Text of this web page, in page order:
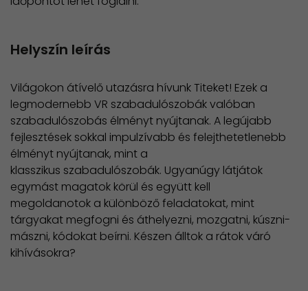
Helyszín leírás
Világokon átívelő utazásra hívunk Titeket! Ezek a
legmodernebb VR szabadulószobák valóban
szabadulószobás élményt nyújtanak. A legújabb
fejlesztések sokkal impulzívabb és felejthetetlenebb
élményt nyújtanak, mint a
klasszikus szabadulószobák. Ugyanúgy látjátok
egymást magatok körül és együtt kell
megoldanotok a különböző feladatokat, mint
tárgyakat megfogni és áthelyezni, mozgatni, kúszni-
mászni, kódokat beírni. Készen álltok a rátok váró
kihívásokra?